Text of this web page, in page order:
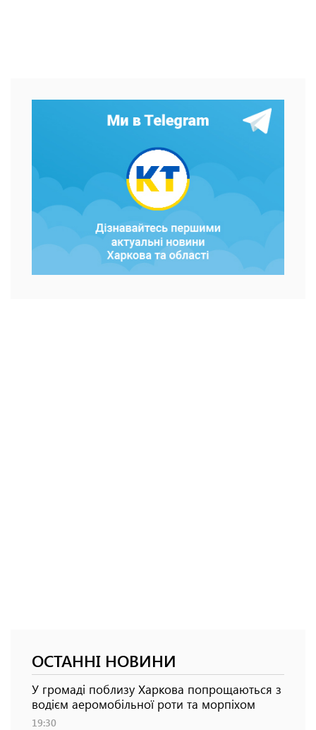
ОСТАННІ НОВИНИ
У громаді поблизу Харкова попрощаються з
водієм аеромобільної роти та морпіхом
19:30